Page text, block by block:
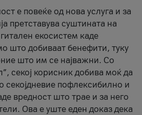
е повеќе од нова услуга и за
претставува суштината на
екосистем каде
што добиваат бенефити, туку
што им се најважни. Со
секој корисник добива моќ да
секојдневие пофлексибилно и
вредност што трае и за него
Ова е уште еден доказ дека